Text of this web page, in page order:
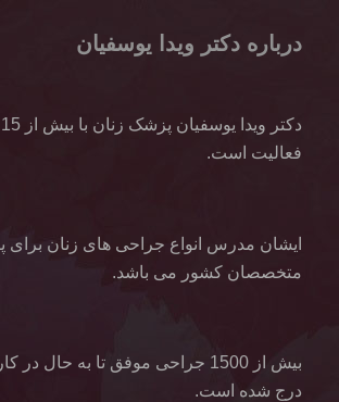
درباره دکتر ویدا یوسفیان
فعالیت است.
ایشان مدرس انواع جراحی های زنان برای
متخصصان کشور می باشد.
بیش از 1500 جراحی موفق تا به حال
درج شده است.